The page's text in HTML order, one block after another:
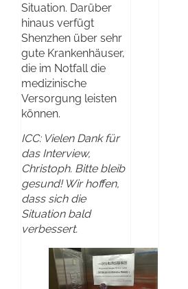
Situation. Darüber
hinaus verfügt
Shenzhen über sehr
gute Krankenhäuser,
die im Notfall die
medizinische
Versorgung leisten
können.
ICC: Vielen Dank für
das Interview,
Christoph. Bitte bleib
gesund! Wir hoffen,
dass sich die
Situation bald
verbessert.